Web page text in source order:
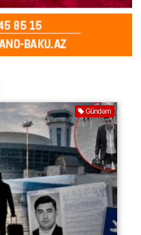
Gündəm